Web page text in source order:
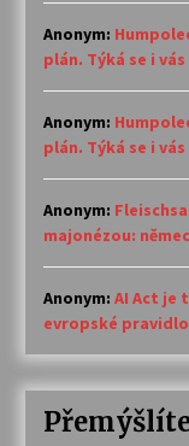
Anonym:
plán. Týká se i
Anonym:
plán. Týká se i
Anonym:
majonézou:
Anonym: AI Act je
evropské